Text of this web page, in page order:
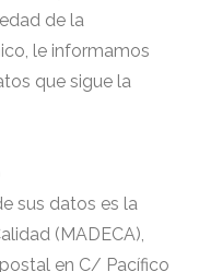
de la
le informamos
que sigue la
sus datos es la
(MADECA),
en C/ Pacífico